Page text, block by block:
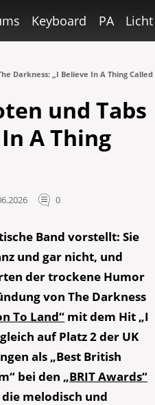
Keyboard PA Licht
Darkness: „I Believe In A Thing Called
und Tabs
A Thing
0
Band vorstellt: Sie
und gar nicht, und
der trockene Humor
von The Darkness
To Land“ mit dem Hit „I
auf Platz 2 der UK
als „Best British
bei den „BRIT Awards“
melodisch und